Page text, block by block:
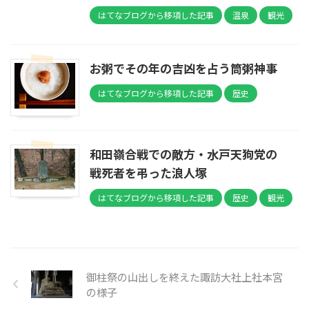
はてなブログから移項した記事 温泉 観光
お粥でその年の吉凶を占う筒粥神事
はてなブログから移項した記事 歴史
和田嶺合戦での敵方・水戸天狗党の
戦死者を弔った浪人塚
はてなブログから移項した記事 歴史 観光
御柱祭の山出しを終えた諏訪大社上社本宮
の様子